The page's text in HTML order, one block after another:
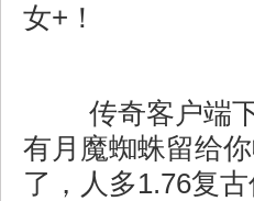
女+！
传奇客户端
有月魔蜘蛛留给
了，人多1.76复